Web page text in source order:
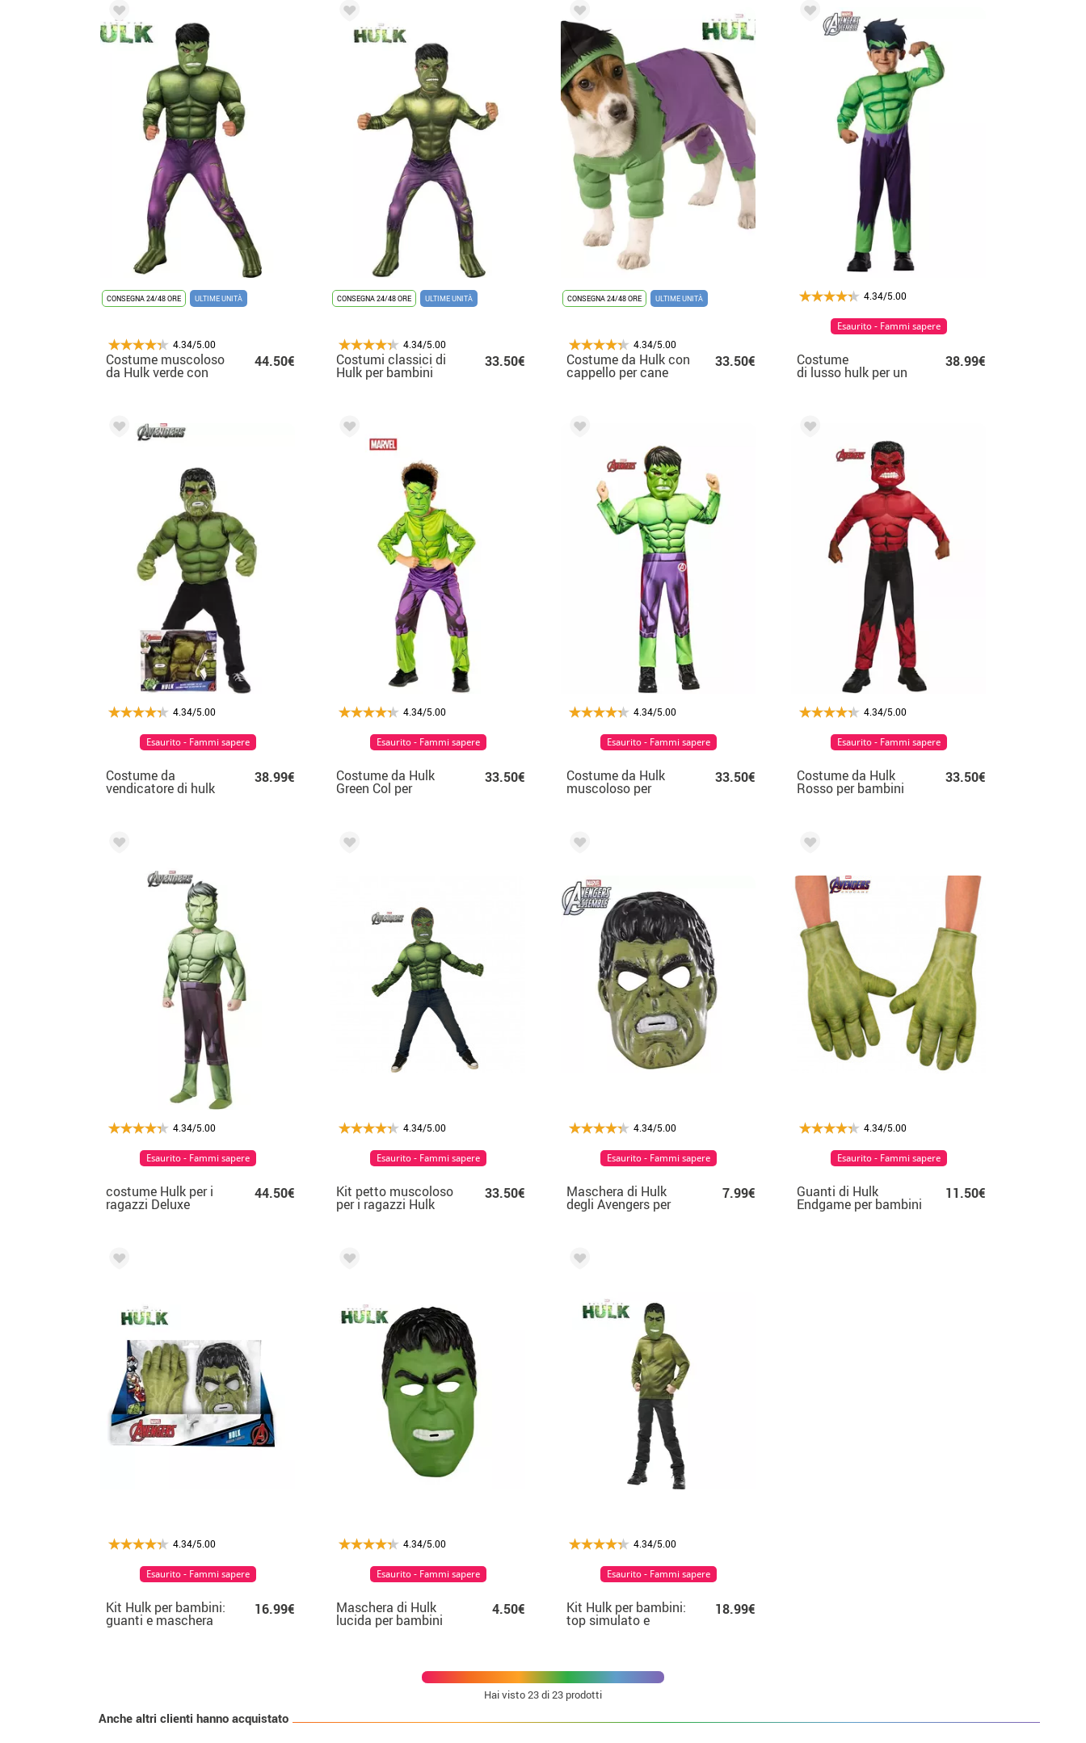
CONSEGNA 24/48 ORE ULTIME UNITÀ
4.34/5.00
Costume muscoloso
da Hulk verde con
44.50€
CONSEGNA 24/48 ORE ULTIME UNITÀ
4.34/5.00
Costumi classici di
Hulk per bambini
33.50€
CONSEGNA 24/48 ORE ULTIME UNITÀ
4.34/5.00
Costume da Hulk con
cappello per cane
33.50€
4.34/5.00
Costume
di lusso hulk per un
38.99€
Esaurito - Fammi sapere
4.34/5.00
Costume da
vendicatore di hulk
38.99€
Esaurito - Fammi sapere
4.34/5.00
Costume da Hulk
Green Col per
33.50€
Esaurito - Fammi sapere
4.34/5.00
Costume da Hulk
muscoloso per
33.50€
Esaurito - Fammi sapere
4.34/5.00
Costume da Hulk
Rosso per bambini
33.50€
Esaurito - Fammi sapere
4.34/5.00
costume Hulk per i
ragazzi Deluxe
44.50€
Esaurito - Fammi sapere
4.34/5.00
Kit petto muscoloso
per i ragazzi Hulk
33.50€
Esaurito - Fammi sapere
4.34/5.00
Maschera di Hulk
degli Avengers per
bambino
7.99€
Esaurito - Fammi sapere
4.34/5.00
Guanti di Hulk
Endgame per bambini
11.50€
Esaurito - Fammi sapere
4.34/5.00
Kit Hulk per bambini:
guanti e maschera
16.99€
Esaurito - Fammi sapere
4.34/5.00
Maschera di Hulk
lucida per bambini
4.50€
Esaurito - Fammi sapere
4.34/5.00
Kit Hulk per bambini:
top simulato e
maschera
18.99€
Esaurito - Fammi sapere
Hai visto23di 23 prodotti
Anche altri clienti hanno acquistato